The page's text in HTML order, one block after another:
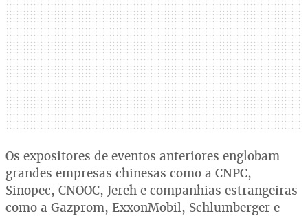
Os expositores de eventos anteriores englobam
grandes empresas chinesas como a CNPC,
Sinopec, CNOOC, Jereh e companhias estrangeiras
como a Gazprom, ExxonMobil, Schlumberger e